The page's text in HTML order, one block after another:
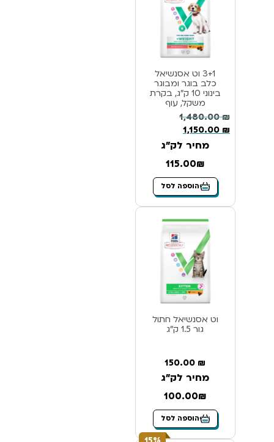
3+1 וט אסנשיאל
כלב בוגר ומבוגר
בינוני 10 ק”ג, בקרת
משקל, עוף
1,480.00₪
1,150.00 ₪
מחיר לק"ג
115.00₪
הוספה לסל
וט אסנשיאל חתול
גור 1.5 ק”ג
150.00 ₪
מחיר לק"ג
100.00₪
הוספה לסל